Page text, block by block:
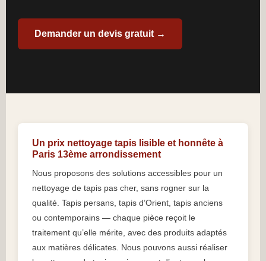
Demander un devis gratuit →
Un prix nettoyage tapis lisible et honnête à
Paris 13ème arrondissement
Nous proposons des solutions accessibles pour un
nettoyage de tapis pas cher, sans rogner sur la
qualité. Tapis persans, tapis d’Orient, tapis anciens
ou contemporains — chaque pièce reçoit le
traitement qu’elle mérite, avec des produits adaptés
aux matières délicates. Nous pouvons aussi réaliser